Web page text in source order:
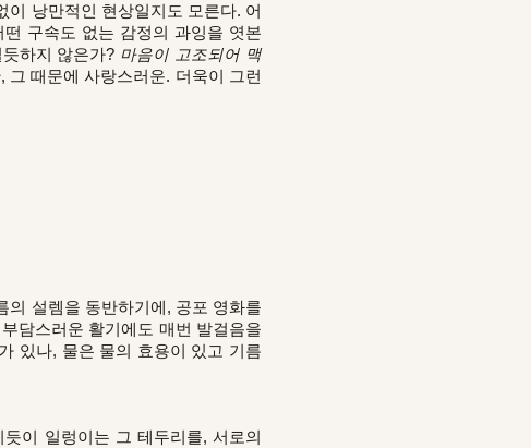
낭만적인 현상일지도 모른다. 어
구속도 없는 감정의 과잉을 엿본
하지 않은가? 마음이 고조되어 맥
때문에 사랑스러운. 더욱이 그런
의 설렘을 동반하기에, 공포 영화를
담스러운 활기에도 매번 발걸음을
있나, 물은 물의 효용이 있고 기름
이 일렁이는 그 테두리를, 서로의